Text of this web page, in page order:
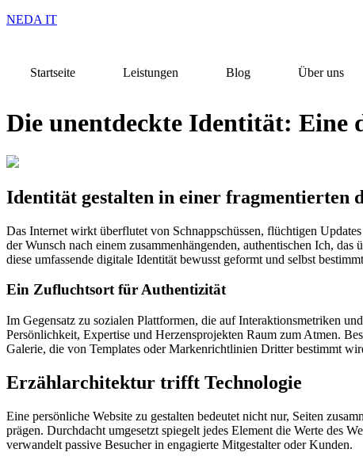
NEDA IT
Startseite Leistungen Blog Über uns
Die unentdeckte Identität: Eine
Identität gestalten in einer fragmentierten
Das Internet wirkt überflutet von Schnappschüssen, flüchtigen
der Wunsch nach einem zusammenhängenden, authentischen Ich,
diese umfassende digitale Identität bewusst geformt und selbst
Ein Zufluchtsort für Authentizität
Im Gegensatz zu sozialen Plattformen, die auf Interaktionsmetriken
Persönlichkeit, Expertise und Herzensprojekten Raum zum Atmen.
Galerie, die von Templates oder Markenrichtlinien Dritter bestimmt
Erzählarchitektur trifft Technologie
Eine persönliche Website zu gestalten bedeutet nicht nur, Seiten
prägen. Durchdacht umgesetzt spiegelt jedes Element die Werte des
verwandelt passive Besucher in engagierte Mitgestalter oder Kunden.